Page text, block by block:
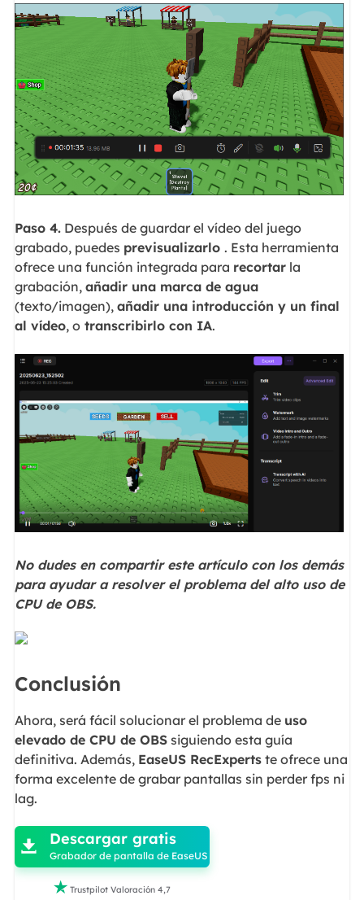
Paso 4.Después de guardar el vídeo del juego
grabado, puedes previsualizarlo . Esta herramienta
ofrece una función integrada para recortarla
grabación, añadir una marca de agua
(texto/imagen), añadir una introducción y un final
al vídeo, otranscribirlo con IA.
No dudes en compartir este artículo con los demás
para ayudar a resolver el problema del alto uso de
CPU de OBS.
Conclusión
Ahora, será fácil solucionar el problema de uso
elevado de CPU de OBSsiguiendo esta guía
definitiva. Además, EaseUS RecExpertste ofrece una
forma excelente de grabar pantallas sin perder fps ni
lag.

 Descargar gratis
Grabador de pantalla de EaseUS
 Trustpilot Valoración 4,7